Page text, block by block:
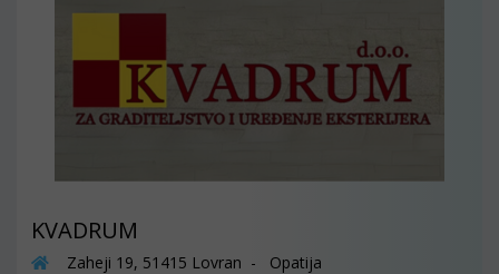
KVADRUM
Zaheji 19, 51415 Lovran - Opatija